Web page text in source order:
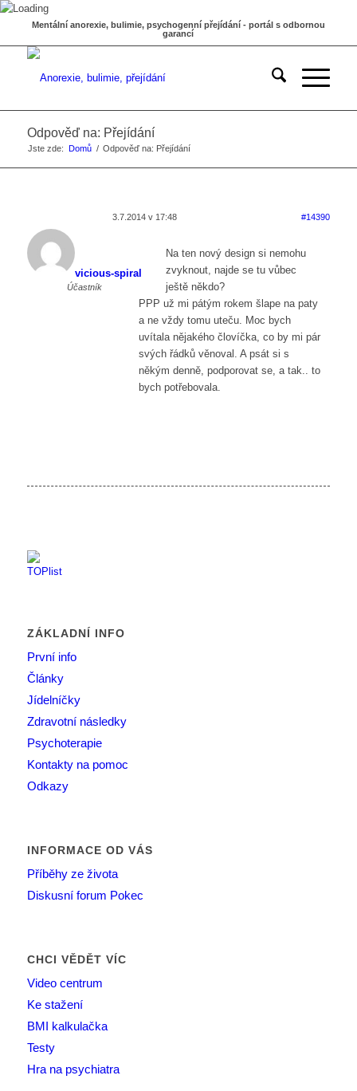
Mentální anorexie, bulimie, psychogenní přejídání - portál s odbornou
garancí
Odpověď na: Přejídání
Jste zde: Domů / Odpověď na: Přejídání
3.7.2014 v 17:48 #14390
vicious-spiral
Účastník
Na ten nový design si nemohu
zvyknout, najde se tu vůbec
ještě někdo?
PPP už mi pátým rokem šlape na paty
a ne vždy tomu uteču. Moc bych
uvítala nějakého človíčka, co by mi pár
svých řádků věnoval. A psát si s
někým denně, podporovat se, a tak.. to
bych potřebovala.
ZÁKLADNÍ INFO
První info
Články
Jídelníčky
Zdravotní následky
Psychoterapie
Kontakty na pomoc
Odkazy
INFORMACE OD VÁS
Příběhy ze života
Diskusní forum Pokec
CHCI VĚDĚT VÍC
Video centrum
Ke stažení
BMI kalkulačka
Testy
Hra na psychiatra